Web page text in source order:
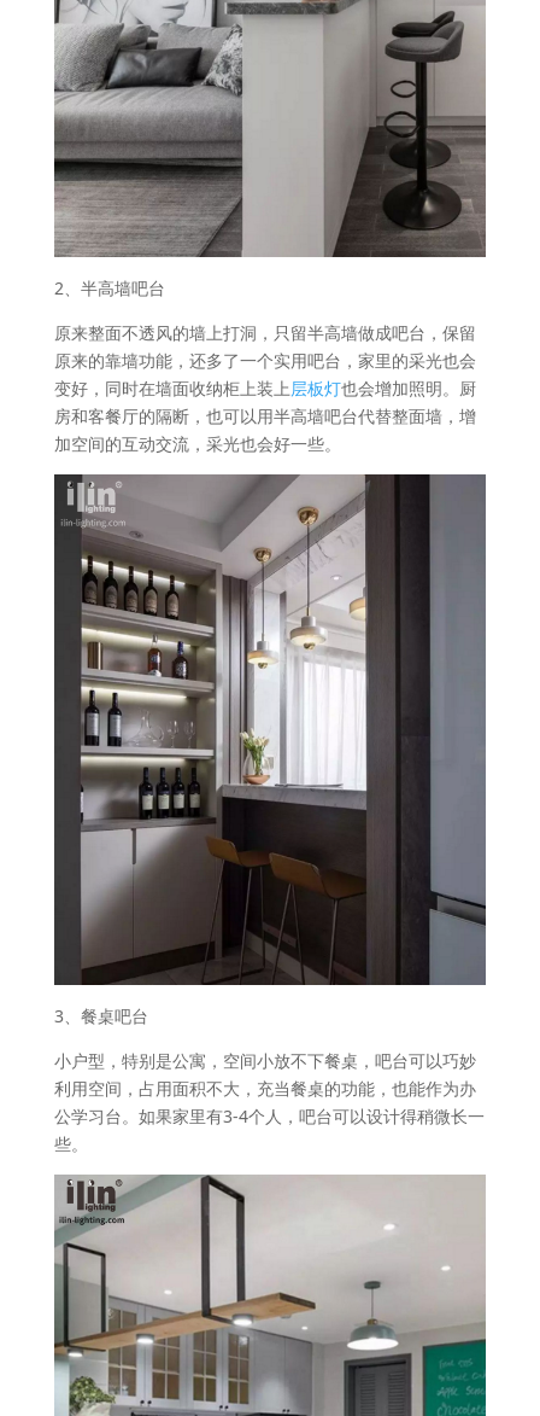
2、半高墙吧台
原来整面不透风的墙上打洞，只留半高墙做成吧台，保留
原来的靠墙功能，还多了一个实用吧台，家里的采光也会
变好，同时在墙面收纳柜上装上层板灯也会增加照明。厨
房和客餐厅的隔断，也可以用半高墙吧台代替整面墙，增
加空间的互动交流，采光也会好一些。
3、餐桌吧台
小户型，特别是公寓，空间小放不下餐桌，吧台可以巧妙
利用空间，占用面积不大，充当餐桌的功能，也能作为办
公学习台。如果家里有3-4个人，吧台可以设计得稍微长一
些。